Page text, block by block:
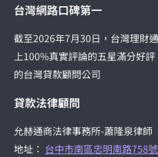
台灣網路口碑第一
截至2026年7月30日，台灣理財
上100%真實評論的五星滿分好
的台灣貸款顧問公司
貸款法律顧問
允赫通商法律事務所-蕭隆泉律師
地址： 台中市南區忠明南路758